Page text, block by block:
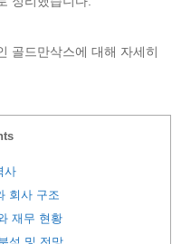
골드만삭스에 대해 자세히
사
회사 구조
재무 현황